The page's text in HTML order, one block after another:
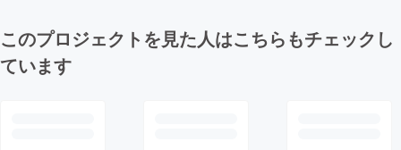
このプロジェクトを見た人はこちらもチェックし
ています